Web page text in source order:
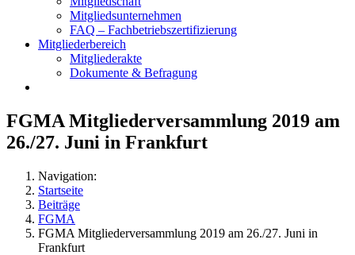
Mitgliedsunternehmen
FAQ – Fachbetriebszertifizierung
Mitgliederbereich
Mitgliederakte
Dokumente & Befragung
FGMA Mitgliederversammlung 2019 am
26./27. Juni in Frankfurt
Navigation:
Startseite
Beiträge
FGMA
FGMA Mitgliederversammlung 2019 am 26./27. Juni in
Frankfurt